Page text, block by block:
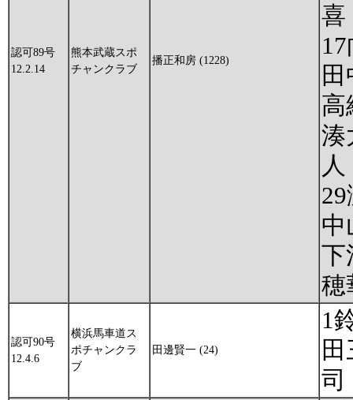
認可89号
12.2.14
熊本武蔵スポ
チャンクラブ
播正和房 (1228)
喜
高
湊
中
下
穂
認可90号
12.4.6
横浜馬車道ス
ポチャンクラ
ブ
田邊賢一 (24)
1
司